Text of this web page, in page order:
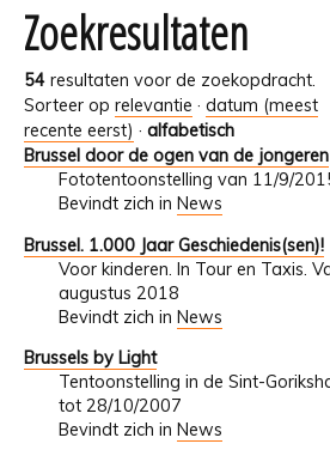
Zoekresultaten
54 resultaten voor de zoekopdracht.
Sorteer op relevantie · datum (meest
recente eerst) · alfabetisch
Brussel door de ogen van de jongeren
Fototentoonstelling van 11/9/
Bevindt zich in News
Brussel. 1.000 Jaar Geschiedenis(sen)!
Voor kinderen. In Tour en Taxis.
augustus 2018
Bevindt zich in News
Brussels by Light
Tentoonstelling in de Sint-
tot 28/10/2007
Bevindt zich in News